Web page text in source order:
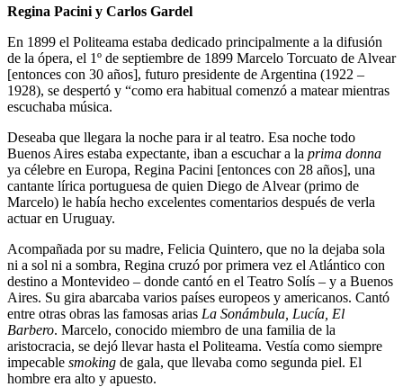
Regina Pacini y Carlos Gardel
En 1899 el Politeama estaba dedicado principalmente a la difusión
de la ópera, el 1º de septiembre de 1899 Marcelo Torcuato de Alvear
[entonces con 30 años], futuro presidente de Argentina (1922 –
1928), se despertó y “como era habitual comenzó a matear mientras
escuchaba música.
Deseaba que llegara la noche para ir al teatro. Esa noche todo
Buenos Aires estaba expectante, iban a escuchar a la prima donna
ya célebre en Europa, Regina Pacini [entonces con 28 años], una
cantante lírica portuguesa de quien Diego de Alvear (primo de
Marcelo) le había hecho excelentes comentarios después de verla
actuar en Uruguay.
Acompañada por su madre, Felicia Quintero, que no la dejaba sola
ni a sol ni a sombra, Regina cruzó por primera vez el Atlántico con
destino a Montevideo – donde cantó en el Teatro Solís – y a Buenos
Aires. Su gira abarcaba varios países europeos y americanos. Cantó
entre otras obras las famosas arias La Sonámbula, Lucía, El
Barbero. Marcelo, conocido miembro de una familia de la
aristocracia, se dejó llevar hasta el Politeama. Vestía como siempre
impecable smoking de gala, que llevaba como segunda piel. El
hombre era alto y apuesto.